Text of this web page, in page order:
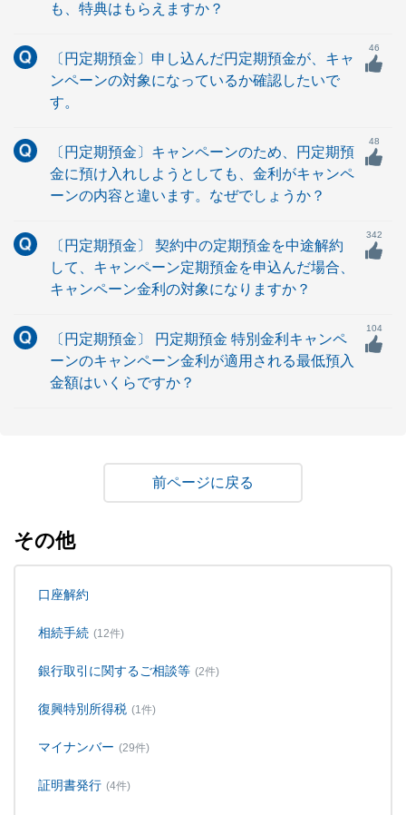
も、特典はもらえますか？
〔円定期預金〕申し込んだ円定期預金が、キャ
ンペーンの対象になっているか確認したいで
す。
46
〔円定期預金〕キャンペーンのため、円定期預
金に預け入れしようとしても、金利がキャンペ
ーンの内容と違います。なぜでしょうか？
48
〔円定期預金〕 契約中の定期預金を中途解約
して、キャンペーン定期預金を申込んだ場合、
キャンペーン金利の対象になりますか？
342
〔円定期預金〕 円定期預金 特別金利キャンペ
ーンのキャンペーン金利が適用される最低預入
金額はいくらですか？
104
戻る
その他
口座解約
相続手続 (12件)
銀行取引に関するご相談等 (2件)
復興特別所得税 (1件)
マイナンバー (29件)
証明書発行 (4件)